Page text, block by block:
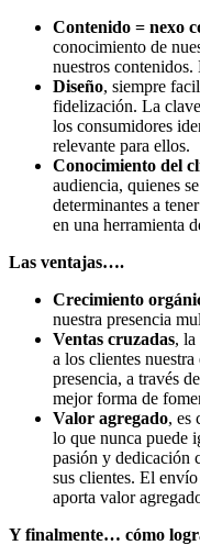
Contenido = nexo
conocimiento de
nuestros contenidos.
Diseño, siempre
fidelización. La
los consumidores
relevante para ellos.
Conocimiento del
audiencia, quienes
determinantes a
en una herramienta
Las ventajas….
Crecimiento
nuestra presencia
Ventas cruzadas, la
a los clientes
presencia, a través
mejor forma de
Valor agregado, es
lo que nunca puede
pasión y dedicación
sus clientes. El
aporta valor
Y finalmente… cómo